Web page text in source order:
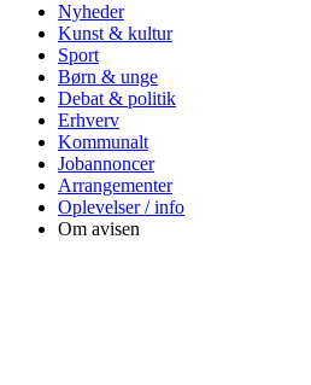
Nyheder
Kunst & kultur
Sport
Børn & unge
Debat & politik
Erhverv
Kommunalt
Jobannoncer
Arrangementer
Oplevelser / info
Om avisen